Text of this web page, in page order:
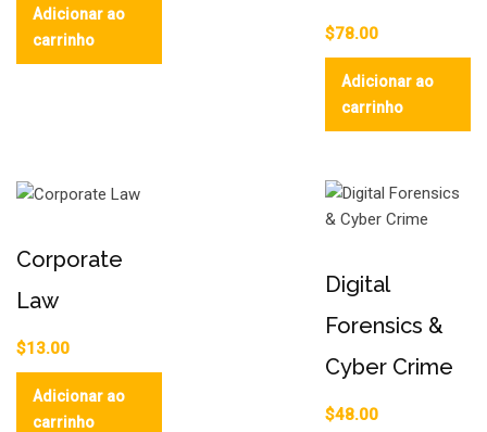
Adicionar ao
carrinho
$78.00
Adicionar ao
carrinho
Corporate
Law
$13.00
Adicionar ao
carrinho
Digital
Forensics &
Cyber Crime
$48.00